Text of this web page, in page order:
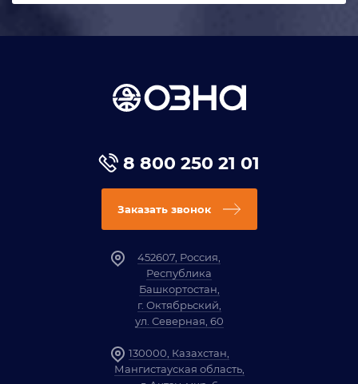
8 800 250 21 01
Заказать звонок
452607, Россия,
Республика
Башкортостан,
г. Октябрьский,
ул. Северная, 60
130000, Казахстан,
Мангистауская область,